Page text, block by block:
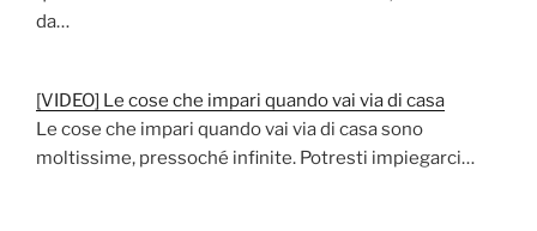
da…
[VIDEO] Le cose che impari quando vai via di casa
Le cose che impari quando vai via di casa sono
moltissime, pressoché infinite. Potresti impiegarci…